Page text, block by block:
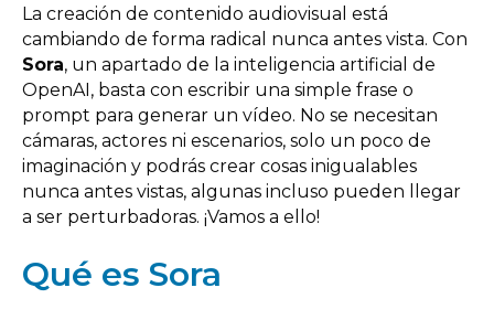
La creación de contenido audiovisual está
cambiando de forma radical nunca antes vista. Con
Sora, un apartado de la inteligencia artificial de
OpenAI, basta con escribir una simple frase o
prompt para generar un vídeo. No se necesitan
cámaras, actores ni escenarios, solo un poco de
imaginación y podrás crear cosas inigualables
nunca antes vistas, algunas incluso pueden llegar
a ser perturbadoras. ¡Vamos a ello!
Qué es Sora